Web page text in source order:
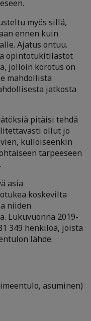
myös sillä,
ennen kuin
Ajatus ontuu.
opintotukitilastot
jolloin korotus on
mahdollista
jatkosta
pitäisi tehdä
ollut jo
kulloiseenkin
tarpeeseen
asia
koskevilta
niiden
Lukuvuonna 2019-
349 henkilöä, joista
lähde.
asuminen)